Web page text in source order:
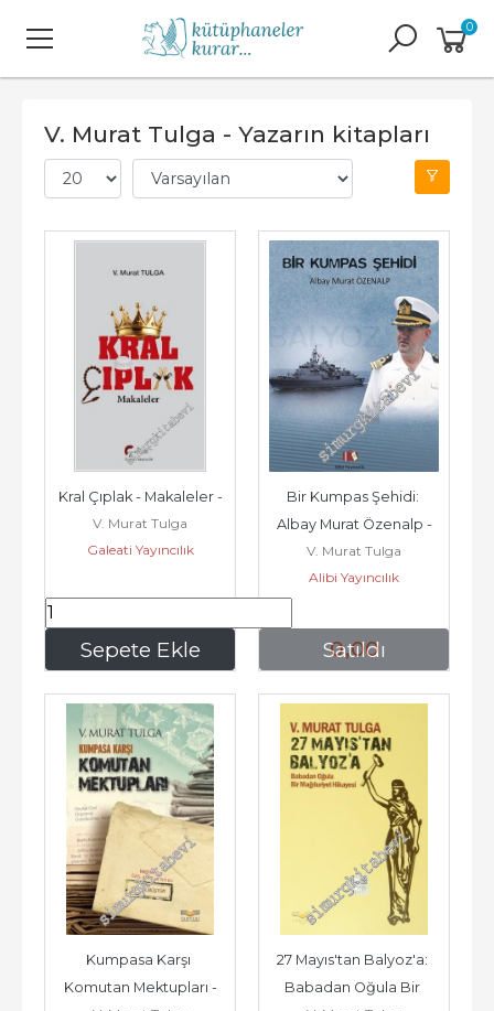
0
V. Murat Tulga - Yazarın kitapları
Sepete Ekle
Kral Çıplak - Makaleler -
V. Murat Tulga
Galeati Yayıncılık
187,50 Satıldı
Bir Kumpas Şehidi:
Albay Murat Özenalp -
V. Murat Tulga
Alibi Yayıncılık
0,00
Kumpasa Karşı
Komutan Mektupları -
27 Mayıs'tan Balyoz'a:
Babadan Oğula Bir